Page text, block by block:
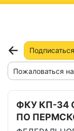
Пожаловаться
ФКУ КП-34
ПО